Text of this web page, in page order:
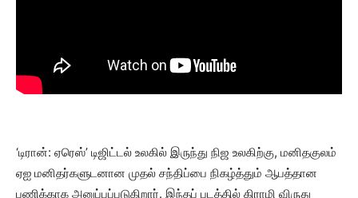
‘டிரான்: ஏரெஸ்’ டிஜிட்டல் உலகில் இருந்து நிஜ உலகிற்கு, மனிதகுலம்
ஏஐ மனிதர்களுடனான முதல் சந்திப்பை நிகழ்த்தும் ஆபத்தான
பணிக்காக அனுப்பப்படுகிறார். இந்தப் படத்தில் கிராமி விருது